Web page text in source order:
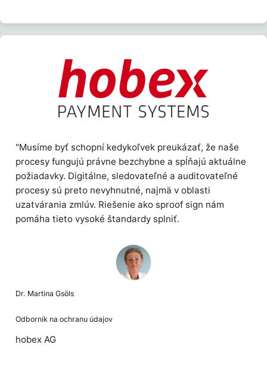
"Musíme byť schopní kedykoľvek preukázať, že naše
procesy fungujú právne bezchybne a spĺňajú aktuálne
požiadavky. Digitálne, sledovateľné a auditovateľné
procesy sú preto nevyhnutné, najmä v oblasti
uzatvárania zmlúv. Riešenie ako sproof sign nám
pomáha tieto vysoké štandardy splniť.
Dr. Martina Gsöls
Odborník na ochranu údajov
hobex AG